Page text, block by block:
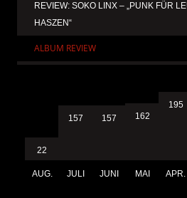
REVIEW: SOKO LINX – „PUNK FÜR
HASZEN“
ALBUM REVIEW
22
AUG.
157
JULI
157
JUNI
162
MAI
195
APR.